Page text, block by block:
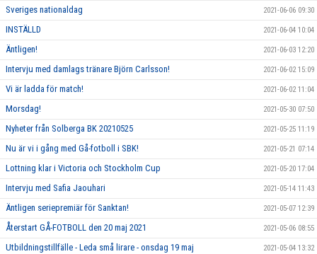
Sveriges nationaldag 2021-06-06 09:30
INSTÄLLD 2021-06-04 10:04
Äntligen! 2021-06-03 12:20
Intervju med damlags tränare Björn Carlsson! 2021-06-02 15:09
Vi är ladda för match! 2021-06-02 11:04
Morsdag! 2021-05-30 07:50
Nyheter från Solberga BK 20210525 2021-05-25 11:19
Nu är vi i gång med Gå-fotboll i SBK! 2021-05-21 07:14
Lottning klar i Victoria och Stockholm Cup 2021-05-20 17:04
Intervju med Safia Jaouhari 2021-05-14 11:43
Äntligen seriepremiär för Sanktan! 2021-05-07 12:39
Återstart GÅ-FOTBOLL den 20 maj 2021 2021-05-06 08:55
Utbildningstillfälle - Leda små lirare - onsdag 19 maj 2021-05-04 13:32